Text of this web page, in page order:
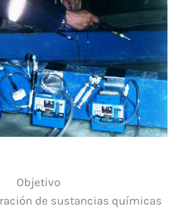
Objetivo
de sustancias químicas